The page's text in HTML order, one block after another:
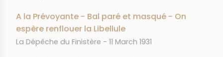
A la Prévoyante - Bal paré et masqué - On
espère renflouer la Libellule
JOURNAL
La Dépêche du Finistère DATE
11 March 1931